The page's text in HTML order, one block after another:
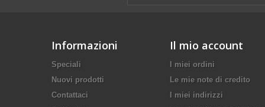
Informazioni
Speciali
Nuovi prodotti
Contattaci
Il mio account
I miei ordini
Le mie note di credito
I miei indirizzi